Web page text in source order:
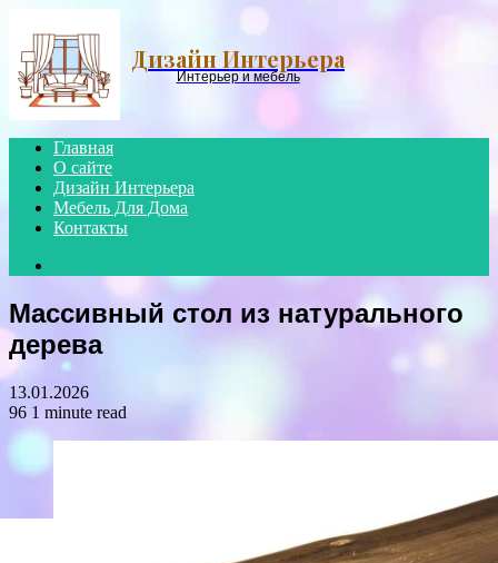
Дизайн Интерьера
Интерьер и мебель
Главная
О сайте
Дизайн Интерьера
Мебель Для Дома
Контакты
Массивный стол из натурального
дерева
13.01.2026
96 1 minute read